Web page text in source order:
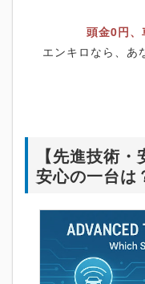
頭金0円、
エンキロなら、あ
【先進技術
安心の一台は